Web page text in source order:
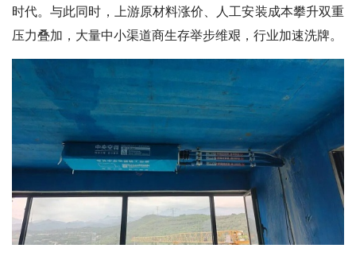
时代。与此同时，上游原材料涨价、人工安装成本攀升双重
压力叠加，大量中小渠道商生存举步维艰，行业加速洗牌。